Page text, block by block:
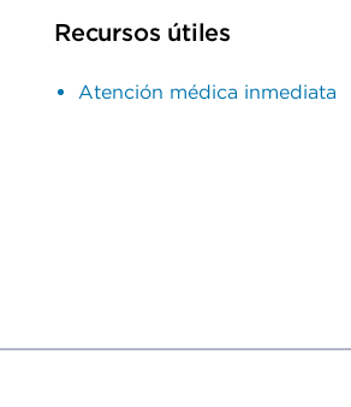
Recursos útiles
Atención médica inmediata